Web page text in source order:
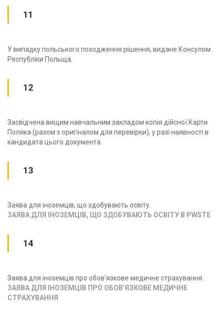
11
У випадку польського походження рішення, видане Консулом
Республіки Польща.
12
Засвідчена вищим навчальним закладом копія дійсної Карти
Поляка (разом з оригіналом для перевірки), у разі наявності в
кандидата цього документа.
13
Заява для іноземців, що здобувають освіту.
ЗАЯВА ДЛЯ ІНОЗЕМЦІВ, ЩО ЗДОБУВАЮТЬ ОСВІТУ В PWSTE
14
Заява для іноземців про обов’язкове медичне страхування.
ЗАЯВА ДЛЯ ІНОЗЕМЦІВ ПРО ОБОВ’ЯЗКОВЕ МЕДИЧНЕ
СТРАХУВАННЯ